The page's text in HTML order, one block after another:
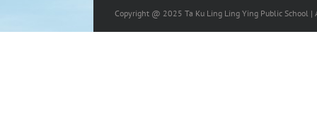
Copyright @ 2025 Ta Ku Ling Ling Ying Public School |